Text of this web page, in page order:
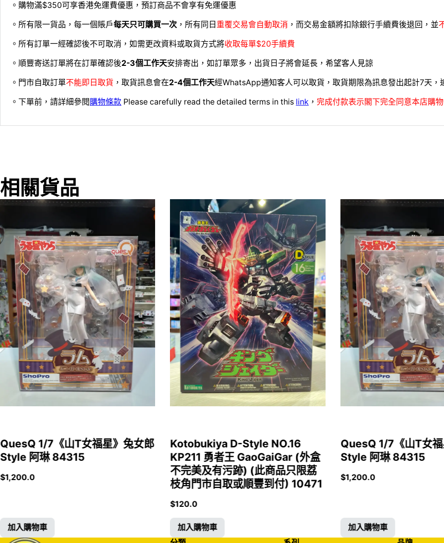
。購物滿$350可享香港免運費優惠，預訂商品不會享有免運優惠
。所有限一貨品，每一個賬戶每天只可購買一次 ，所有同日 重覆交易會自動取消 ，而交易金額將扣除銀行手續費後退回，並
。所有訂單一經確認後不可取消，如需更改資料或取貨方式將收取每單$20手續費
。順豐寄送訂單將在訂單確認後2-3個工作天安排寄出，如訂單眾多，出貨日子將會延長，希望客人見諒
。門市自取訂單不能即日取貨 ，取貨訊息會在2-4個工作天經WhatsApp通知客人可以取貨，取貨期限為訊息發出起計7天，
。下單前，請詳細參閱購物條款 Please carefully read the detailed terms in this link ， 完成付款表示閣下完全同意本店購
相關貨品
QuesQ 1/7《山T女福星》兔女郎
Style 阿琳 84315
$1,200.0
加入購物車
Kotobukiya D-Style NO.16
KP211 勇者王 GaoGaiGar (外盒
不完美及有污跡) (此商品只限荔
枝角門市自取或順豐到付) 10471
$120.0
加入購物車
QuesQ 1/7《山T女
Style 阿琳 84315
$1,200.0
加入購物車